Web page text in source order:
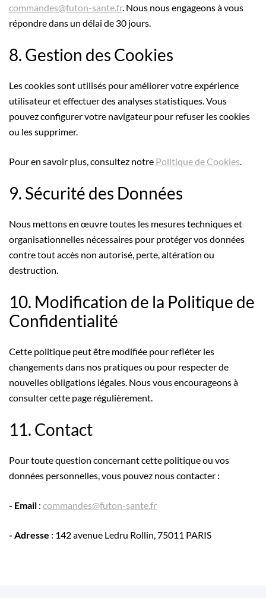
commandes@futon-sante.fr. Nous nous engageons à vous
répondre dans un délai de 30 jours.
8. Gestion des Cookies
Les cookies sont utilisés pour améliorer votre expérience
utilisateur et effectuer des analyses statistiques. Vous
pouvez configurer votre navigateur pour refuser les cookies
ou les supprimer.
Pour en savoir plus, consultez notre Politique de Cookies.
9. Sécurité des Données
Nous mettons en œuvre toutes les mesures techniques et
organisationnelles nécessaires pour protéger vos données
contre tout accès non autorisé, perte, altération ou
destruction.
10. Modification de la Politique de
Confidentialité
Cette politique peut être modifiée pour refléter les
changements dans nos pratiques ou pour respecter de
nouvelles obligations légales. Nous vous encourageons à
consulter cette page régulièrement.
11. Contact
Pour toute question concernant cette politique ou vos
données personnelles, vous pouvez nous contacter :
- Email : commandes@futon-sante.fr
- Adresse : 142 avenue Ledru Rollin, 75011 PARIS